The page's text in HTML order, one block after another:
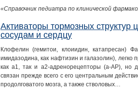
«Справочник педиатра по клинической
Активаторы тормозных
сосудам и сердцу
Клофелин (гемитои, клоиидин, катапресан)
имидазодина, как нафтизин и галазолин),
как а1, так и а2-адренорецепторы (а-АР), но
связан прежде всего с его центральным
продолговатого мозга, а также стволовых…